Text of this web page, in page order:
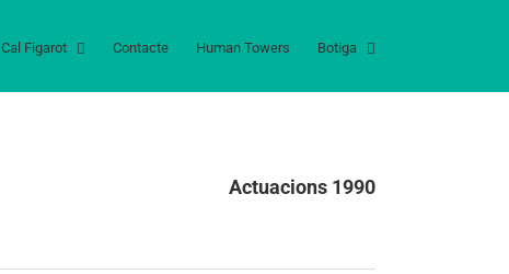
Cal Figarot Contacte Human Towers Botiga
Actuacions 1990